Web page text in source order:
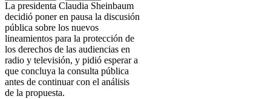
La presidenta Claudia Sheinbaum
decidió poner en pausa la discusión
pública sobre los nuevos
lineamientos para la protección de
los derechos de las audiencias en
radio y televisión, y pidió esperar a
que concluya la consulta pública
antes de continuar con el análisis
de la propuesta.